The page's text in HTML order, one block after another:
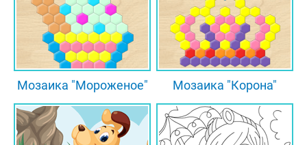
Мозаика "Мороженое" Мозаика "Корона"